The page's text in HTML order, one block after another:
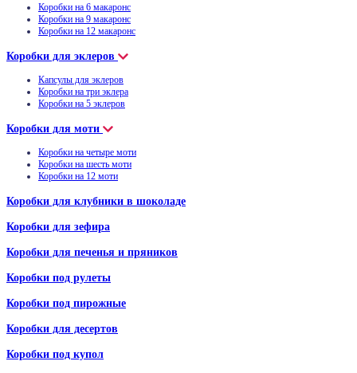
Коробки на 6 макаронс
Коробки на 9 макаронс
Коробки на 12 макаронс
Коробки для эклеров
Капсулы для эклеров
Коробки на три эклера
Коробки на 5 эклеров
Коробки для моти
Коробки на четыре моти
Коробки на шесть моти
Коробки на 12 моти
Коробки для клубники в шоколаде
Коробки для зефира
Коробки для печенья и пряников
Коробки под рулеты
Коробки под пирожные
Коробки для десертов
Коробки под купол